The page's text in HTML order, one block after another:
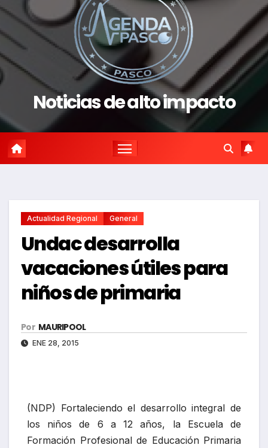
Noticias de alto impacto
Actualidad Regional General
Undac desarrolla
vacaciones útiles para
niños de primaria
Por MAURIPOOL
ENE 28, 2015
(NDP) Fortaleciendo el desarrollo integral de
los niños de 6 a 12 años, la Escuela de
Formación Profesional de Educación Primaria